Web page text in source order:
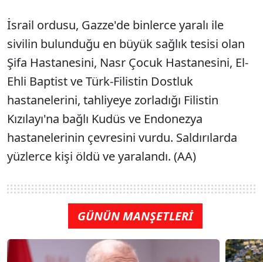
İsrail ordusu, Gazze'de binlerce yaralı ile
sivilin bulunduğu en büyük sağlık tesisi olan
Şifa Hastanesini, Nasr Çocuk Hastanesini, El-
Ehli Baptist ve Türk-Filistin Dostluk
hastanelerini, tahliyeye zorladığı Filistin
Kızılayı'na bağlı Kudüs ve Endonezya
hastanelerinin çevresini vurdu. Saldırılarda
yüzlerce kişi öldü ve yaralandı. (AA)
GÜNÜN MANŞETLERİ